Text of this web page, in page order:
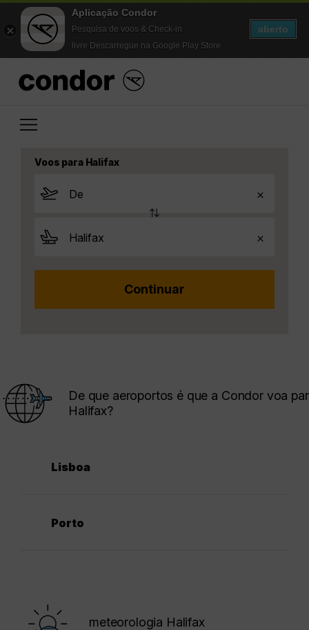
Aplicação Condor
Pesquisa de voos & Check-in
livre Descarregue na Google Play Store
aberto
Voos para Halifax
De que aeroportos é que a Condor voa
Halifax?
Lisboa
Porto
meteorologia Halifax